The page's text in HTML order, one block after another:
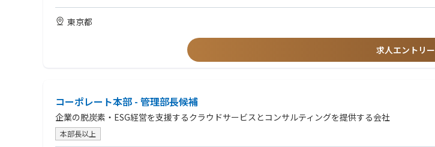
・他事業部との連携を通じた全社的なソリューション展開
・建設業界：AI技術を活用した業務高度化プロジェクト推進
・不動産業界：AI／DX戦略ロードマップ策定支援
・流通・小売業界：データ分析自動化およびプロンプト活用研修設計支援
・製薬・日用品業界：マーケティングデータ分析（GA活用）支援
・経営層/役員などのハイレイヤーとの折衝経験
・AI/クラウド/データ分析など先進技術を活用したPJ経験
・クライアントの成功と自社の成長を両立できるビジネスリーダー志向の方
・メンバーの育成/チーム成長に喜びを感じる方
東京都
求人エントリー
コーポレート本部 - 管理部長候補
企業の脱炭素・ESG経営を支援するクラウドサービスとコンサルティングを提供する会社
本部長以上